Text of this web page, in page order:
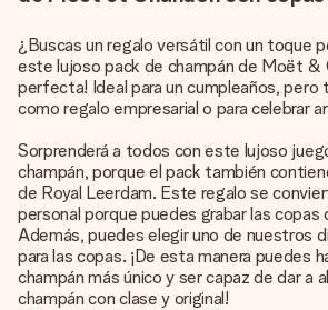
¿Buscas un regalo versátil con un toque
este lujoso pack de champán de Moët &
perfecta! Ideal para un cumpleaños, pero
como regalo empresarial o para celebrar
Sorprenderá a todos con este lujoso
champán, porque el pack también
de Royal Leerdam. Este regalo se
personal porque puedes grabar las
Además, puedes elegir uno de nuestros
para las copas. ¡De esta manera puedes
champán más único y ser capaz de dar a
champán con clase y original!